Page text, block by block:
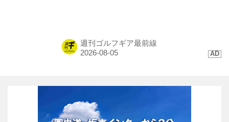
ンで発揮された、縦距離の精度と最新
週刊ゴルフギア最前線